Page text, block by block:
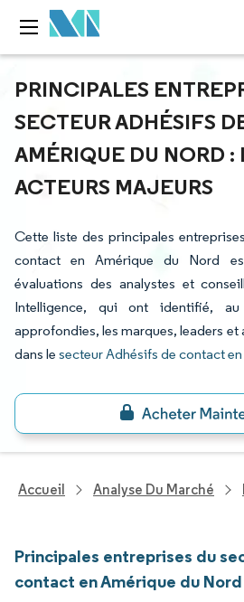
PRINCIPALES
SECTEUR ADHÉSIFS
AMÉRIQUE DU NORD :
ACTEURS MAJEURS
Cette liste des principales
contact en Amérique du Nord
évaluations des analystes et
Intelligence, qui ont identifié,
approfondies, les marques, leaders et
dans le secteur Adhésifs de contact
Accueil Analyse Du Marché
Principales entreprises du
contact en Amérique du Nord